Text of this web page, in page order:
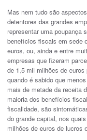
Mas nem tudo são
detentores das grandes
representar uma poupança
benefícios fiscais em sede
euros, ou, ainda e entre
empresas que fizeram
de 1,5 mil milhões de
quando é sabido que
mais de metade da receita
maioria dos benefícios
fiscalidade, são
do grande capital, nos
milhões de euros de lucros